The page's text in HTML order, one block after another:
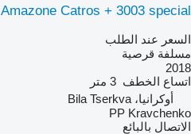
Amazone Catros + 3003 special
السعر عند الطلب
مسلفة قرصية
2018
اتساع الخطف 3 متر
أوكرانيا، Bila Tserkva
PP Kravchenko
الاتصال بالبائع